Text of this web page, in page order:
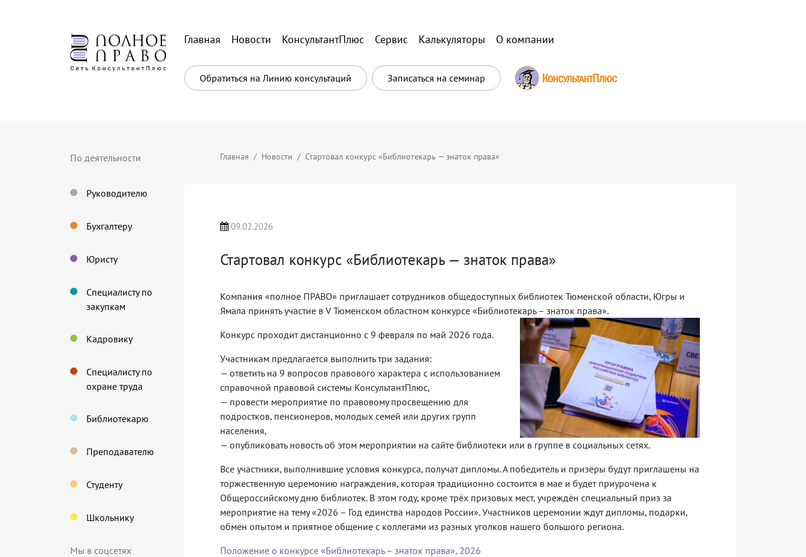
Главная Новости КонсультантПлюс Сервис Калькуляторы О компании
Обратиться на Линию консультаций Записаться на семинар
По деятельности
Руководителю
Бухгалтеру
Юристу
Специалисту по
закупкам
Кадровику
Специалисту по
охране труда
Библиотекарю
Преподавателю
Студенту
Школьнику
Мы в соцсетях
Главная Новости Стартовал конкурс «Библиотекарь — знаток права»
09.02.2026
Стартовал конкурс «Библиотекарь — знаток права»
Компания «полное ПРАВО» приглашает сотрудников общедоступных библиотек Тюменской области, Югры и
Ямала принять участие в V Тюменском областном конкурсе «Библиотекарь – знаток права».
Конкурс проходит дистанционно с 9 февраля по май 2026 года.
Участникам предлагается выполнить три задания:
— ответить на 9 вопросов правового характера с использованием
справочной правовой системы КонсультантПлюс,
— провести мероприятие по правовому просвещению для
подростков, пенсионеров, молодых семей или других групп
населения,
— опубликовать новость об этом мероприятии на сайте библиотеки или в группе в социальных сетях.
Все участники, выполнившие условия конкурса, получат дипломы. А победитель и призёры будут приглашены на
торжественную церемонию награждения, которая традиционно состоится в мае и будет приурочена к
Общероссийскому дню библиотек. В этом году, кроме трёх призовых мест, учреждён специальный приз за
мероприятие на тему «2026 – Год единства народов России». Участников церемонии ждут дипломы, подарки,
обмен опытом и приятное общение с коллегами из разных уголков нашего большого региона.
Положение о конкурсе «Библиотекарь – знаток права», 2026